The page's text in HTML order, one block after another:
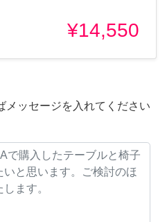
¥14,550
メッセージを入れてください